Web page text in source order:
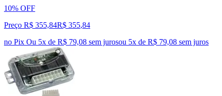
10% OFF
Preço R$ 355,84R$ 355,84
no Pix Ou 5x de R$ 79,08 sem jurosou 5x de R$ 79,08 sem juros